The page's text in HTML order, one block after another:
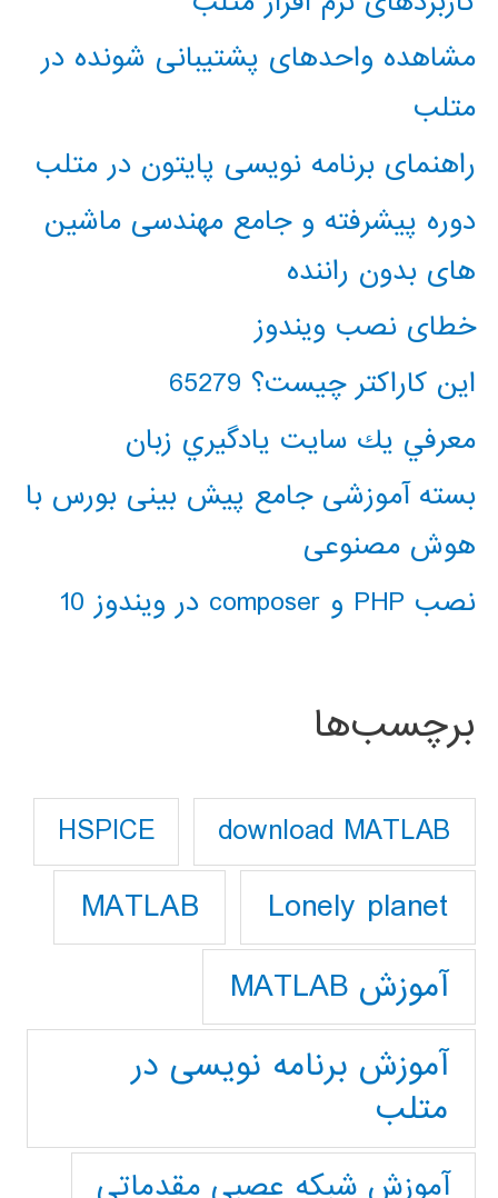
مشاهده واحدهای پشتیبانی شونده در
متلب
راهنمای برنامه نویسی پایتون در متلب
دوره پیشرفته و جامع مهندسی ماشین
های بدون راننده
خطای نصب ویندوز
این کاراکتر چیست؟ 65279
معرفي يك سايت يادگيري زبان
بسته آموزشی جامع پیش بینی بورس با
هوش مصنوعی
نصب PHP و composer در ویندوز 10
برچسب‌ها
download MATLAB
HSPICE
Lonely planet
MATLAB
آموزش MATLAB
آموزش برنامه نویسی در
متلب
آموزش شبکه عصبی مقدماتی